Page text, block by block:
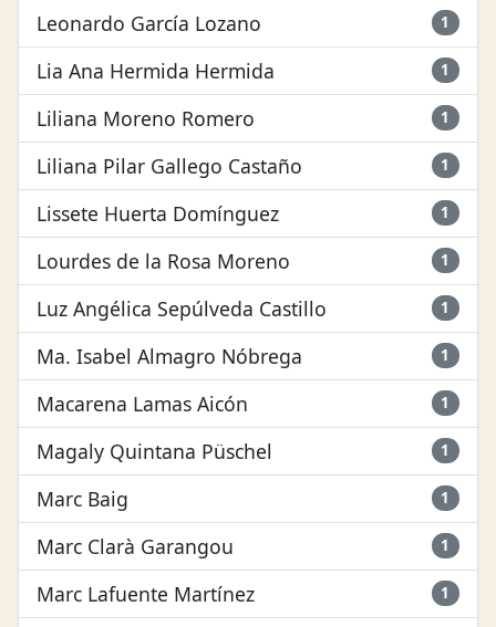
Leonardo García Lozano 1
Lia Ana Hermida Hermida 1
Liliana Moreno Romero 1
Liliana Pilar Gallego Castaño 1
Lissete Huerta Domínguez 1
Lourdes de la Rosa Moreno 1
Luz Angélica Sepúlveda Castillo 1
Ma. Isabel Almagro Nóbrega 1
Macarena Lamas Aicón 1
Magaly Quintana Püschel 1
Marc Baig 1
Marc Clarà Garangou 1
Marc Lafuente Martínez 1